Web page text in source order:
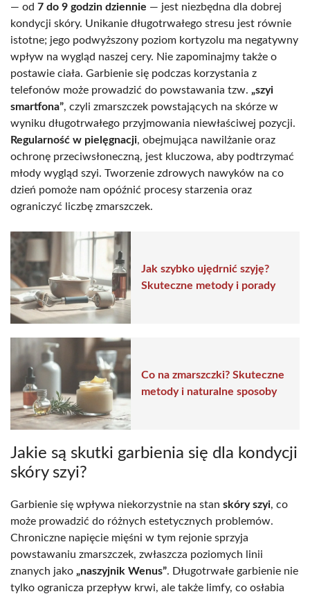
— od 7 do 9 godzin dziennie — jest niezbędna dla dobrej
kondycji skóry. Unikanie długotrwałego stresu jest równie
istotne; jego podwyższony poziom kortyzolu ma negatywny
wpływ na wygląd naszej cery. Nie zapominajmy także o
postawie ciała. Garbienie się podczas korzystania z
telefonów może prowadzić do powstawania tzw. „szyi
smartfona”, czyli zmarszczek powstających na skórze w
wyniku długotrwałego przyjmowania niewłaściwej pozycji.
Regularność w pielęgnacji, obejmująca nawilżanie oraz
ochronę przeciwsłoneczną, jest kluczowa, aby podtrzymać
młody wygląd szyi. Tworzenie zdrowych nawyków na co
dzień pomoże nam opóźnić procesy starzenia oraz
ograniczyć liczbę zmarszczek.
Jak szybko ujędrnić szyję?
Skuteczne metody i porady
Co na zmarszczki? Skuteczne
metody i naturalne sposoby
Jakie są skutki garbienia się dla kondycji
skóry szyi?
Garbienie się wpływa niekorzystnie na stan skóry szyi, co
może prowadzić do różnych estetycznych problemów.
Chroniczne napięcie mięśni w tym rejonie sprzyja
powstawaniu zmarszczek, zwłaszcza poziomych linii
znanych jako „naszyjnik Wenus”. Długotrwałe garbienie nie
tylko ogranicza przepływ krwi, ale także limfy, co osłabia